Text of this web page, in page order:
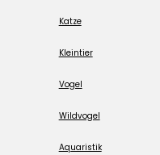
Katze
Kleintier
Vogel
Wildvogel
Aquaristik